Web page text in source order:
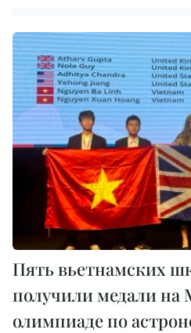
Пять вьетнамских
получили медали
олимпиаде по